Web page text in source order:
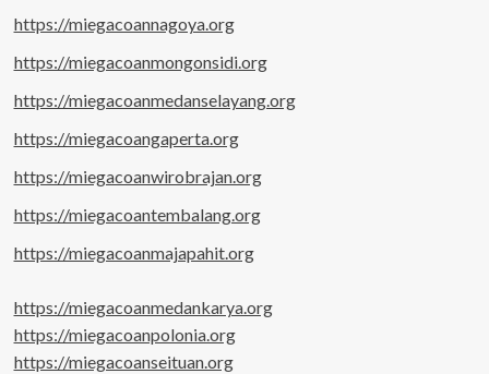
https://miegacoannagoya.org
https://miegacoanmongonsidi.org
https://miegacoanmedanselayang.org
https://miegacoangaperta.org
https://miegacoanwirobrajan.org
https://miegacoantembalang.org
https://miegacoanmajapahit.org
https://miegacoanmedankarya.org
https://miegacoanpolonia.org
https://miegacoanseituan.org